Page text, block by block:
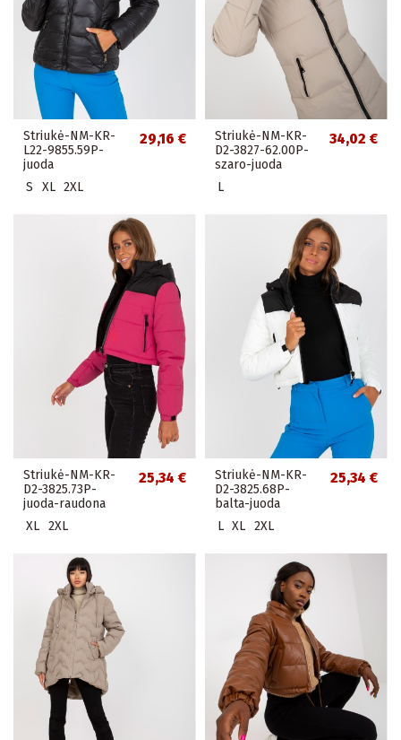
Striukė-NM-KR-
L22-9855.59P-
juoda
29,16 €
S XL 2XL
Striukė-NM-KR-
D2-3827-62.00P-
szaro-juoda
34,02 €
L
Striukė-NM-KR-
D2-3825.73P-
juoda-raudona
25,34 €
XL 2XL
Striukė-NM-KR-
D2-3825.68P-
balta-juoda
25,34 €
L XL 2XL